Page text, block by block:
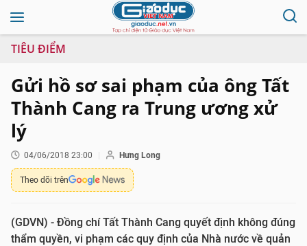
TIÊU ĐIỂM
Gửi hồ sơ sai phạm của ông Tất
Thành Cang ra Trung ương xử
lý
04/06/2018 23:00 Hưng Long
Theo dõi trên
(GDVN) - Đồng chí Tất Thành Cang quyết định không đúng
thẩm quyền, vi phạm các quy định của Nhà nước về quản